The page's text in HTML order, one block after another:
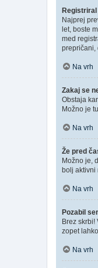
Registriral
Najprej
let, boste
med
prepričani,
Na vrh
Zakaj se
Obstaja
Možno je
Na vrh
Že pred
Možno je,
bolj aktivni
Na vrh
Pozabil
Brez skrbi!
zopet
Na vrh